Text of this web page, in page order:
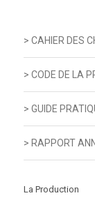
> CAHIER DES
> CODE DE LA
> GUIDE
> RAPPORT
La Production